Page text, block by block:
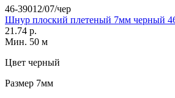
46-39012/07/чер
Шнур плоский плетеный 7мм черный
21.74 р.
Мин. 50 м
Цвет черный
Размер 7мм